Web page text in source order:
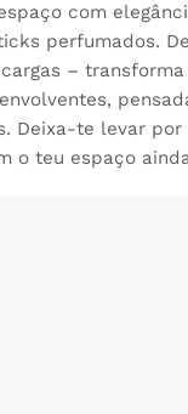
com
perfumados.
–
Deixa-te levar por
o teu espaço